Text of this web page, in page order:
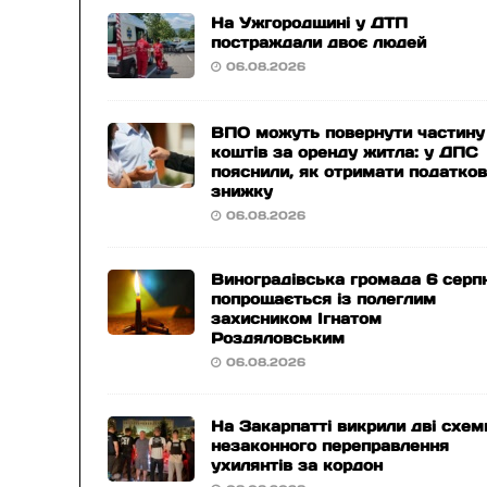
На Ужгородщині у ДТП
постраждали двоє людей
06.08.2026
ВПО можуть повернути частину
коштів за оренду житла: у ДПС
пояснили, як отримати
знижку
06.08.2026
Виноградівська громада 6
попрощається із полеглим
захисником Ігнатом
Роздяловським
06.08.2026
На Закарпатті викрили дві
незаконного переправлення
ухилянтів за кордон